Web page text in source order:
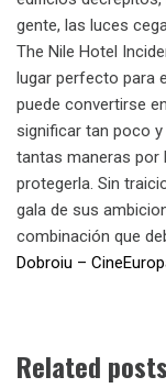
gente, las luces
The Nile Hotel
lugar perfecto para
puede convertirse
significar tan poco
tantas maneras por
protegerla. Sin
gala de sus
combinación que
Dobroiu –
Related